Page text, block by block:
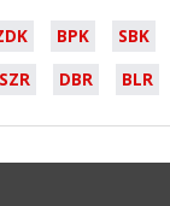
BPK SBK
SZR DBR BLR